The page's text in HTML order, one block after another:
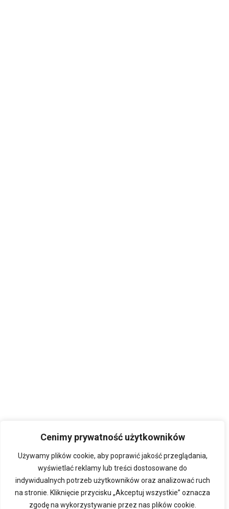
Cenimy prywatność użytkowników
Używamy plików cookie, aby poprawić jakość przeglądania,
wyświetlać reklamy lub treści dostosowane do
indywidualnych potrzeb użytkowników oraz analizować ruch
na stronie. Kliknięcie przycisku „Akceptuj wszystkie” oznacza
zgodę na wykorzystywanie przez nas plików cookie.